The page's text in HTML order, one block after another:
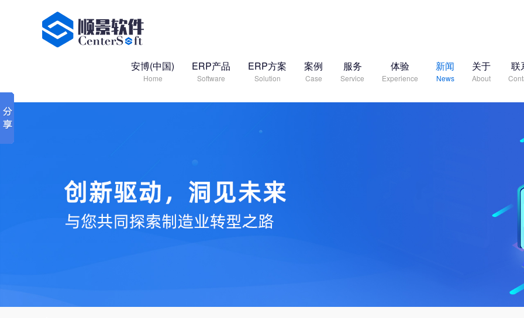
安博(中国)
Home
ERP产品
Software
ERP方案
Solution
案例
Case
服务
Service
体验
Experience
新闻
News
关于
About
联